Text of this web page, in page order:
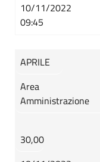
10/11/2022
09:45
APRILE
Area
Amministrazione
30,00